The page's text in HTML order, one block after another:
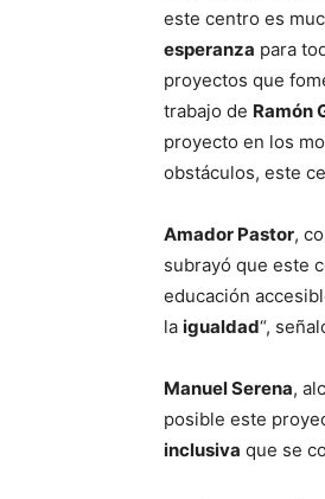
este centro es
esperanza para
proyectos que
trabajo de Ramón
proyecto en los
obstáculos, este
Amador Pastor,
subrayó que este
educación
la igualdad“,
Manuel Serena,
posible este
inclusiva que se